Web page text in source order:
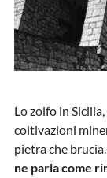
Lo zolfo in
coltivazioni
pietra che brucia.
ne parla come